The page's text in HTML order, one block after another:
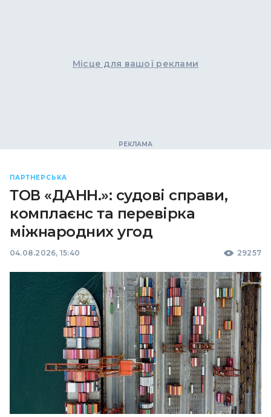
Місце для вашої реклами
ПАРТНЕРСЬКА
ТОВ «ДАНН.»: судові справи,
комплаєнс та перевірка
міжнародних угод
04.08.2026, 15:40 29257